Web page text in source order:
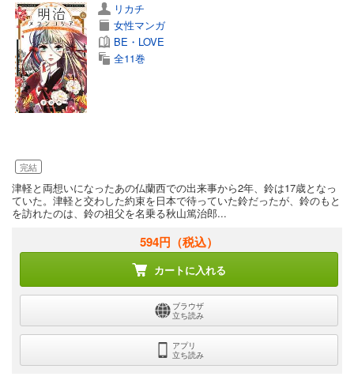
完結
リカチ
女性マンガ
BE・LOVE
全11巻
津軽と両想いになったあの仏蘭西での出来事から2年、鈴は17歳となっ
ていた。津軽と交わした約束を日本で待っていた鈴だったが、鈴のもと
を訪れたのは、鈴の祖父を名乗る秋山篤治郎...
594円 （税込）
カートに入れる
ブラウザ
立ち読み
アプリ
立ち読み